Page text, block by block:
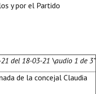
y por el Partido
del 18-03-21 \audio 1 de 3”
de la concejal Claudia